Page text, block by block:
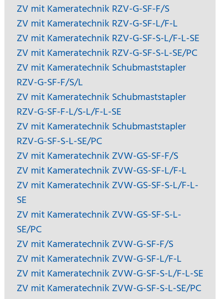
ZV mit Kameratechnik RZV-G-SF-F/S
ZV mit Kameratechnik RZV-G-SF-L/F-L
ZV mit Kameratechnik RZV-G-SF-S-L/F-L-SE
ZV mit Kameratechnik RZV-G-SF-S-L-SE/PC
ZV mit Kameratechnik Schubmaststapler
RZV-G-SF-F/S/L
ZV mit Kameratechnik Schubmaststapler
RZV-G-SF-F-L/S-L/F-L-SE
ZV mit Kameratechnik Schubmaststapler
RZV-G-SF-S-L-SE/PC
ZV mit Kameratechnik ZVW-GS-SF-F/S
ZV mit Kameratechnik ZVW-GS-SF-L/F-L
ZV mit Kameratechnik ZVW-GS-SF-S-L/F-L-
SE
ZV mit Kameratechnik ZVW-GS-SF-S-L-
SE/PC
ZV mit Kameratechnik ZVW-G-SF-F/S
ZV mit Kameratechnik ZVW-G-SF-L/F-L
ZV mit Kameratechnik ZVW-G-SF-S-L/F-L-SE
ZV mit Kameratechnik ZVW-G-SF-S-L-SE/PC